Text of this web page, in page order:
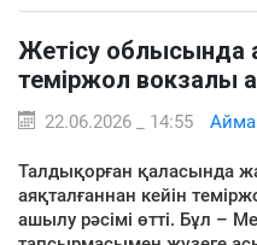
Жетісу облысында
теміржол вокзалы
22.06.2026 _ 14:55
Талдықорған қаласында
аяқталғаннан кейін
ашылу рәсімі өтті. Бұл –